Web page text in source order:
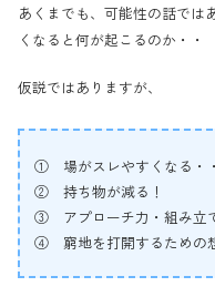
あくまでも、可能性の話では
くなると何が起こるのか・・
仮説ではありますが、
① 場がスレやすくなる・
② 持ち物が減る！
③ アプローチ力・組み立
④ 窮地を打開するための